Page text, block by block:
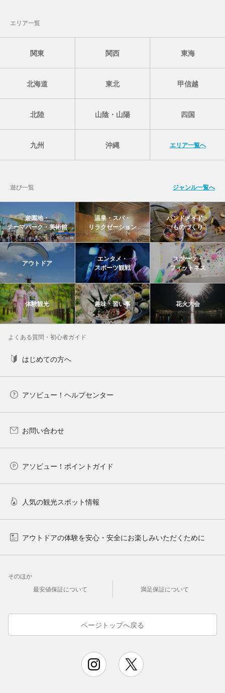
エリア一覧
関東 関西 東海
北海道 東北 甲信越
北陸 山陰・山陽 四国
九州 沖縄 エリア一覧へ
遊び一覧 ジャンル一覧へ
遊園地・
テーマパーク・美術館
温泉・スパ・
リラクゼーション
ハンドメイド・
ものづくり
アウトドア
エンタメ・
スポーツ観戦
スポーツ・
フィットネス
体験観光 趣味・習い事 花火大会
よくある質問・初心者ガイド
はじめての方へ
アソビュー！ヘルプセンター
お問い合わせ
アソビュー！ポイントガイド
人気の観光スポット情報
アウトドアの体験を安心・安全にお楽しみいただくために
そのほか
最安値保証について
満足保証について
ページトップへ戻る